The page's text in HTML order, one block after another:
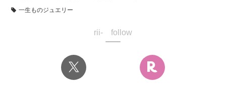
一生ものジュエリー
rii- follow